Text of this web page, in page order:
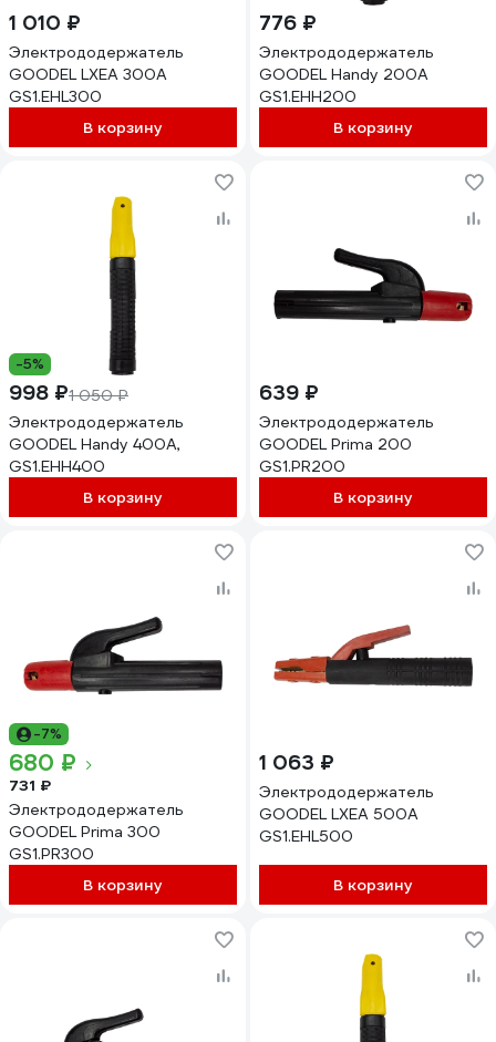
1 010 ₽
Электрододержатель
GOODEL LXEA 300A
GS1.EHL300
В корзину
776 ₽
Электрододержатель
GOODEL Handy 200A
GS1.EHH200
В корзину
-5%
998 ₽1 050 ₽
Электрододержатель
GOODEL Handy 400A,
GS1.EHH400
В корзину
639 ₽
Электрододержатель
GOODEL Prima 200
GS1.PR200
В корзину
-7%
680 ₽
731 ₽
Электрододержатель
GOODEL Prima 300
GS1.PR300
В корзину
1 063 ₽
Электрододержатель
GOODEL LXEA 500A
GS1.EHL500
В корзину